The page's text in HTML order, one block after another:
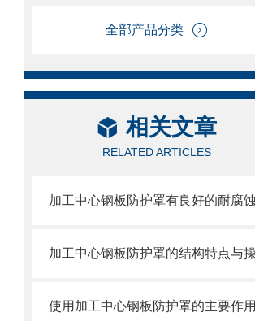
全部产品分类
相关文章
RELATED ARTICLES
使用加工中心钢板防护罩的主要作用